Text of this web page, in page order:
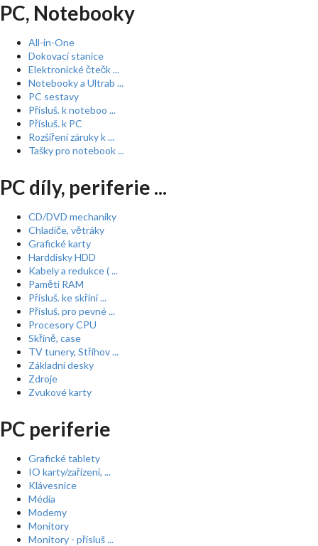
PC, Notebooky
All-in-One
Dokovací stanice
Elektronické čtečk ...
Notebooky a Ultrab ...
PC sestavy
Přísluš. k noteboo ...
Přísluš. k PC
Rozšíření záruky k ...
Tašky pro notebook ...
PC díly, periferie ...
CD/DVD mechaniky
Chladiče, větráky
Grafické karty
Harddisky HDD
Kabely a redukce ( ...
Paměti RAM
Přísluš. ke skříní ...
Přísluš. pro pevné ...
Procesory CPU
Skříně, case
TV tunery, Střihov ...
Základní desky
Zdroje
Zvukové karty
PC periferie
Grafické tablety
IO karty/zařízení, ...
Klávesnice
Média
Modemy
Monitory
Monitory - přísluš ...